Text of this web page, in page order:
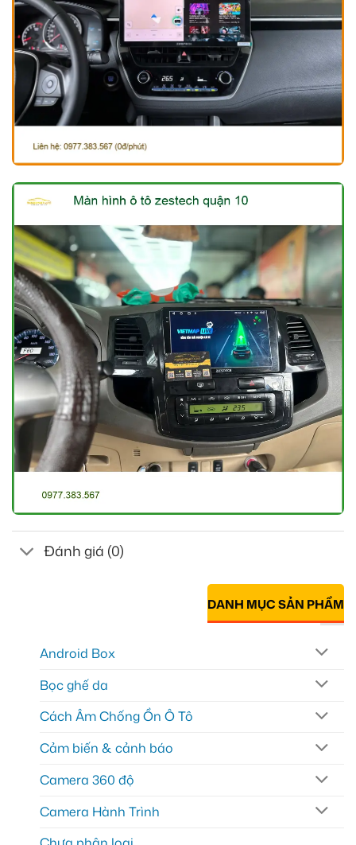
Đánh giá (0)
DANH MỤC SẢN PHẨM
Android Box
Bọc ghế da
Cách Âm Chống Ồn Ô Tô
Cảm biến & cảnh báo
Camera 360 độ
Camera Hành Trình